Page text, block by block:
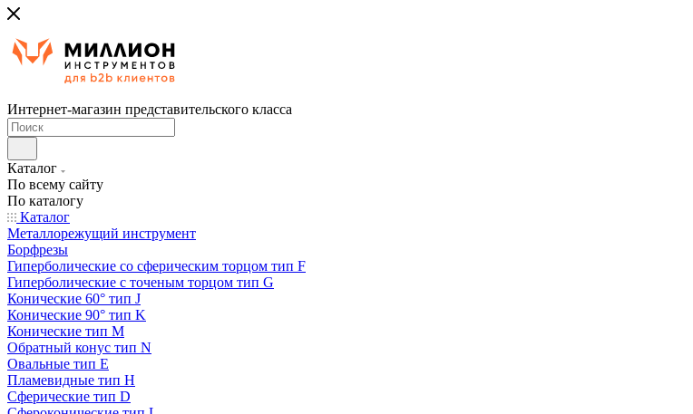
Интернет-магазин представительского класса
Каталог
По всему сайту
По каталогу
Каталог
Металлорежущий инструмент
Борфрезы
Гиперболические cо сферическим торцом тип F
Гиперболические с точеным торцом тип G
Конические 60° тип J
Конические 90° тип K
Конические тип M
Обратный конус тип N
Овальные тип E
Пламевидные тип H
Сферические тип D